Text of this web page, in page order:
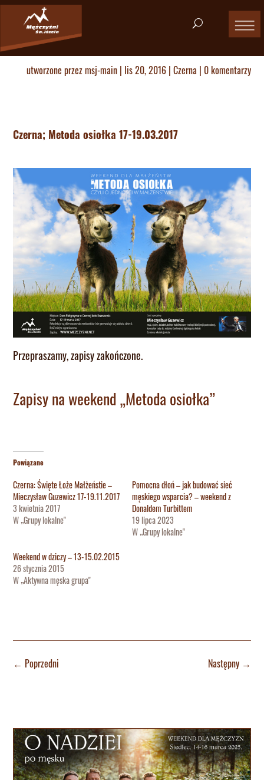
utworzone przezmsj-main| lis 20, 2016| Czerna| 0 komentarzy
Czerna; Metoda osiołka 17-19.03.2017
Przepraszamy, zapisy zakończone.
Zapisy na weekend „Metoda osiołka”
Powiązane
Czerna: Święte Łoże Małżeństie –
Mieczysław Guzewicz 17-19.11.2017
3 kwietnia 2017
W „Grupy lokalne"
Pomocna dłoń – jak budować sieć
męskiego wsparcia? – weekend z
Donaldem Turbittem
19 lipca 2023
W „Grupy lokalne"
Weekend w dziczy – 13-15.02.2015
26 stycznia 2015
W „Aktywna męska grupa"
← Poprzedni Następny→